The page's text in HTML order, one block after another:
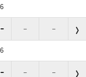
 – –
 – –